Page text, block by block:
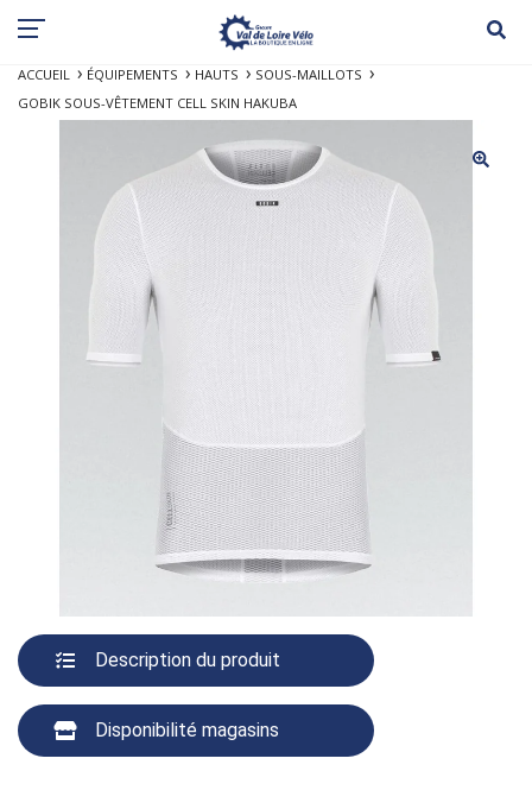
ACCUEIL ÉQUIPEMENTS HAUTS
SOUS-MAILLOTS
GOBIK SOUS-VÊTEMENT CELL SKIN HAKUBA
Description du produit
Disponibilité magasins